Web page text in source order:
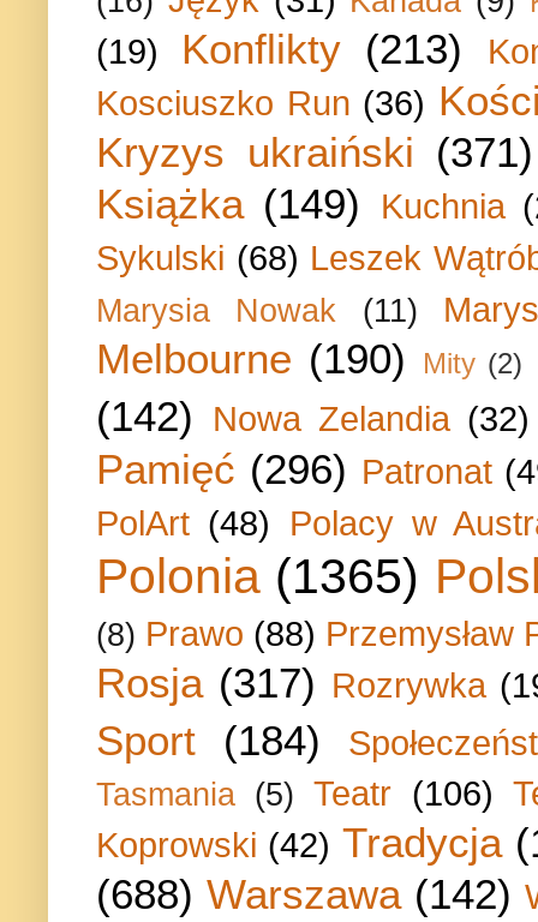
(19) Konflikty (213)
Kosciuszko Run (36)
Kryzys ukraiński (371)
Książka (149) Kuchnia
Sykulski (68) Leszek
Marysia Nowak (11)
Melbourne (190) Mity (2)
(142) Nowa Zelandia (32)
Pamięć (296) Patronat
PolArt (48) Polacy w
Polonia (1365)
(8) Prawo (88) Przemysław
Rosja (317) Rozrywka
Sport (184)
Tasmania (5) Teatr (106)
Koprowski (42) Tradycja
(688) Warszawa (142)